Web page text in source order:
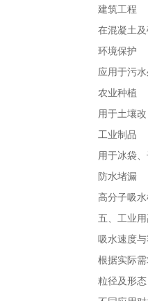
建筑工程
在混凝土及
环境保护
应用于污水
农业种植
用于土壤改
工业制品
用于冰袋、
防水堵漏
高分子吸水
五、工业用
吸水速度
根据实际需
粒径及形态